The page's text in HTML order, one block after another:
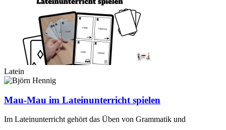
Latein
Mau-Mau im Lateinunterricht spielen
Im Lateinunterricht gehört das Üben von Grammatik und